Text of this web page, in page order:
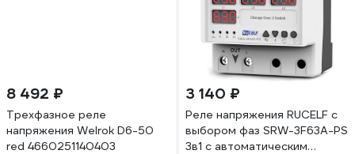
8 492 ₽
Трехфазное реле
напряжения Welrok D6-50
red 4660251140403
3 140 ₽
Реле напряжения RUCELF с
выбором фаз SRW-3F63A-PS
3в1 с автоматическим